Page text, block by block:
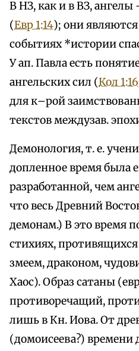
В НЗ, как и в ВЗ,
(Евр 1:14); они
событиях *истории
У ап. Павла есть
ангельских сил (Кол 1:16
для к–рой
текстов междузав.
Демонология, т. е.
допленное время была
разработанной, чем
что весь Древний
демонам.) В это время
стихиях,
змеем, драконом,
Хаос). Образ сатаны
противоречащий,
лишь в Кн. Иова. От
(домоисеева?) времени